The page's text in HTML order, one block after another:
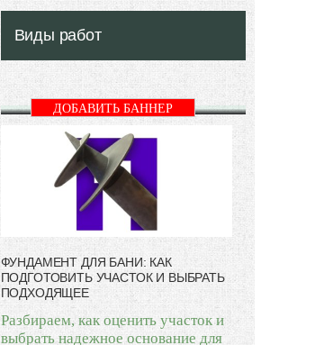
Виды работ
ДОБАВИТЬ БАННЕР
ФУНДАМЕНТ ДЛЯ БАНИ: КАК
ПОДГОТОВИТЬ УЧАСТОК И ВЫБРАТЬ
ПОДХОДЯЩЕЕ
Разбираем, как оценить участок и
выбрать надежное основание для